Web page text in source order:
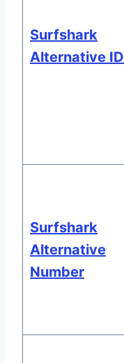
Surfshark
Alternative ID
Surfshark
Alternative
Number